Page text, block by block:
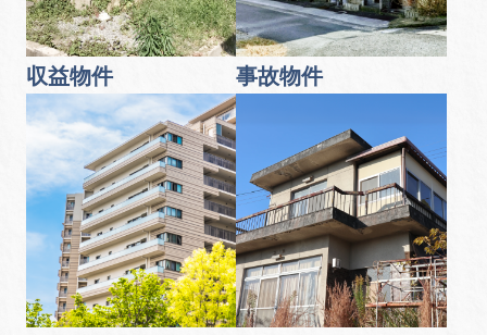
収益物件 事故物件